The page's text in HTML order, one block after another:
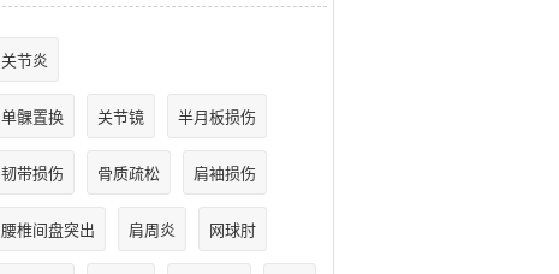
关节炎
单髁置换 关节镜 半月板损伤
韧带损伤 骨质疏松 肩袖损伤
腰椎间盘突出 肩周炎 网球肘